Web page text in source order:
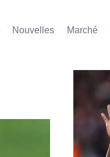
Nouvelles Marché​